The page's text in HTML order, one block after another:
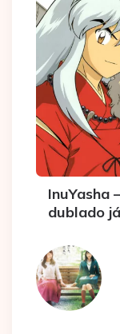
InuYasha
dublado